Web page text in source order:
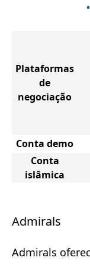
Plataformas
de
negociação
Conta demo
Conta
islâmica
Admirals
Admirals